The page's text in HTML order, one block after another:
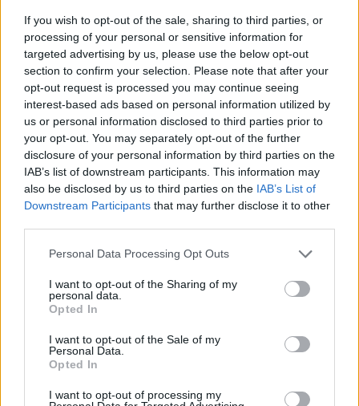
If you wish to opt-out of the sale, sharing to third parties, or
processing of your personal or sensitive information for
targeted advertising by us, please use the below opt-out
section to confirm your selection. Please note that after your
opt-out request is processed you may continue seeing
interest-based ads based on personal information utilized by
us or personal information disclosed to third parties prior to
your opt-out. You may separately opt-out of the further
disclosure of your personal information by third parties on the
IAB’s list of downstream participants. This information may
also be disclosed by us to third parties on the IAB’s List of
Downstream Participants that may further disclose it to other
Personal Data Processing Opt Outs
I want to opt-out of the Sharing of my
personal data.
Opted In
I want to opt-out of the Sale of my
Personal Data.
Opted In
I want to opt-out of processing my
„Visi žinome, kad tą savaitgalį vyks Eurolyga.
Mes žiūrime į konkurentus, į rinką ir taip
nustatome kainą. Iš pradžių dalį kambarių
išnuomavome standartinėmis kainomis, o
vėliau pamatėme, kad rinka diktuoja kitokias
kainas, tad ir reagavome“, – sakė L.Navickas.
Jo teigimu, dauguma klientų yra užsieniečiai.
„Jie nesistebi. Kainos per tokius renginius
visuomet pakyla. Lygiai taip pat bus ir liepos
mėnesį per NATO susitikimą, gal tik ne tokio
lygio“, – pridūrė L.Navickas.